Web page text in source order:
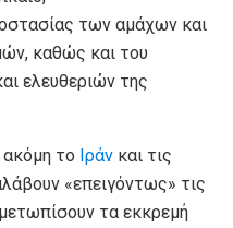
των αμάχων και
καθώς και του
ελευθεριών της
το Ιράν και τις
«επειγόντως» τις
τα εκκρεμή